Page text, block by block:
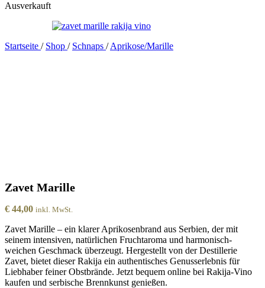
Ausverkauft
Startseite / Shop / Schnaps / Aprikose/Marille
Zavet Marille
€ 44,00 inkl. MwSt.
Zavet Marille – ein klarer Aprikosenbrand aus Serbien, der mit
seinem intensiven, natürlichen Fruchtaroma und harmonisch-
weichen Geschmack überzeugt. Hergestellt von der Destillerie
Zavet, bietet dieser Rakija ein authentisches Genusserlebnis für
Liebhaber feiner Obstbrände. Jetzt bequem online bei Rakija-Vino
kaufen und serbische Brennkunst genießen.